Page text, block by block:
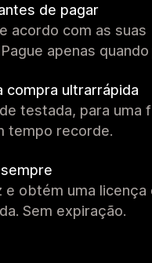
de pagar
acordo com as suas
apenas quando
compra ultrarrápida
testada, para uma
tempo recorde.
e obtém uma licença
Sem expiração.